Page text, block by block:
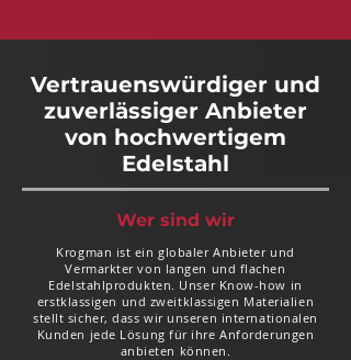
Vertrauenswürdiger und
zuverlässiger Anbieter
von hochwertigem
Edelstahl
Wer sind wir
Krogman ist ein globaler Anbieter und
Vermarkter von langen und flachen
Edelstahlprodukten. Unser Know-how in
erstklassigen und zweitklassigen Materialien
stellt sicher, dass wir unseren internationalen
Kunden jede Lösung für ihre Anforderungen
anbieten können.